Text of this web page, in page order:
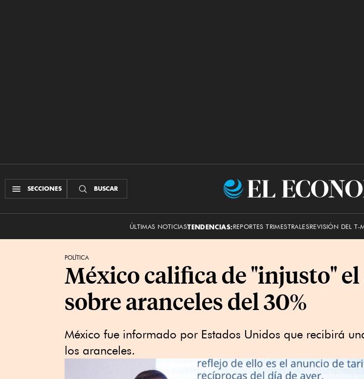
SECCIONES BUSCAR
El
ÚLTIMAS NOTICIASTENDENCIAS:REPORTES TRIMESTRALESREVISIÓN DEL T-
POLÍTICA
México califica de "injusto"
sobre aranceles del 30%
México fue informado por Estados Unidos que recibirá
los aranceles.